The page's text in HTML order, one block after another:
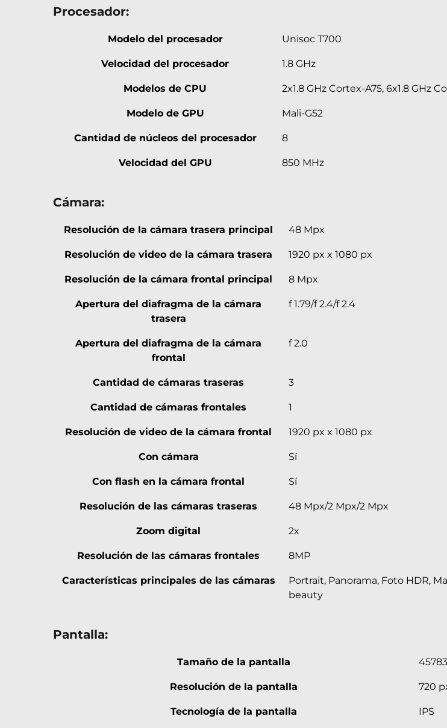
Procesador:
Modelo del procesador Unisoc T700
Velocidad del procesador 1.8 GHz
Modelos de CPU 2x1.8 GHz Cortex-A75, 6x1.8 GHz
Modelo de GPU Mali-G52
Cantidad de núcleos del procesador 8
Velocidad del GPU 850 MHz
Cámara:
Resolución de la cámara trasera principal 48 Mpx
Resolución de video de la cámara trasera 1920 px x 1080 px
Resolución de la cámara frontal principal 8 Mpx
Apertura del diafragma de la cámara
trasera
f 1.79/f 2.4/f 2.4
Apertura del diafragma de la cámara
frontal
f 2.0
Cantidad de cámaras traseras 3
Cantidad de cámaras frontales 1
Resolución de video de la cámara frontal 1920 px x 1080 px
Con cámara Sí
Con flash en la cámara frontal Sí
Resolución de las cámaras traseras 48 Mpx/2 Mpx/2 Mpx
Zoom digital 2x
Resolución de las cámaras frontales 8MP
Características principales de las cámaras
Portrait, Panorama, Foto HDR,
beauty
Pantalla:
Tamaño de la pantalla 45783
Resolución de la pantalla 720
Tecnología de la pantalla IPS